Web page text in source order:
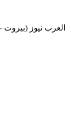
العرب نيوز